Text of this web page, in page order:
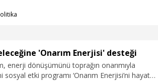
'Onarım Enerjisi' desteği
enerji dönüşümünü toprağın onarımıyla
etki programı ‘Onarım Enerjisi’ni hayata